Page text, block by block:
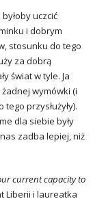
uczcić
i dobrym
stosunku do tego
za dobrą
świat w tyle. Ja
wymówki (i
przysłużyły).
dla siebie były
zadba lepiej, niż
current capacity to
Liberii i laureatka